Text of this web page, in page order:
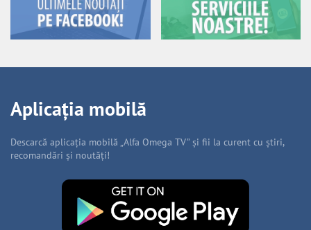
Aplicația mobilă
Descarcă aplicația mobilă „Alfa Omega TV” și fii la curent cu știri,
recomandări și noutăți!